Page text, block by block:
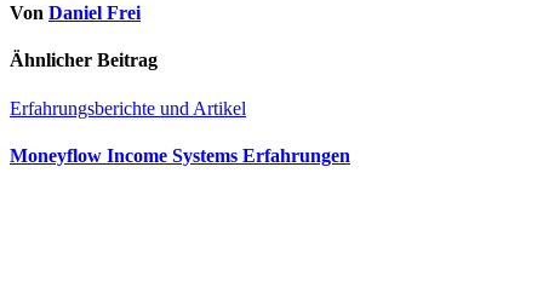
Von Daniel Frei
Ähnlicher Beitrag
Erfahrungsberichte und Artikel
Moneyflow Income Systems Erfahrungen